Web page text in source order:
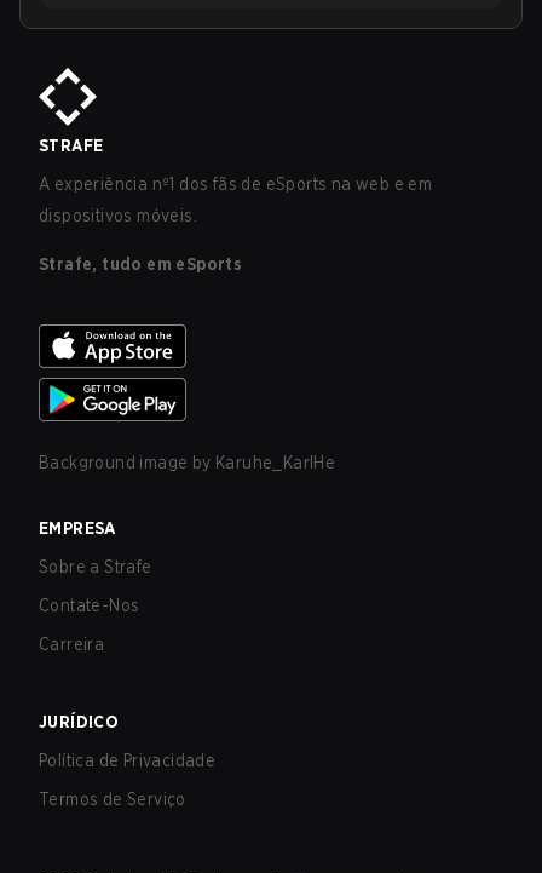
STRAFE
A experiência nº1 dos fãs de eSports na web e em
dispositivos móveis.
Strafe, tudo em eSports
Background image by Karuhe_KarlHe
EMPRESA
Sobre a Strafe
Contate-Nos
Carreira
JURÍDICO
Política de Privacidade
Termos de Serviço